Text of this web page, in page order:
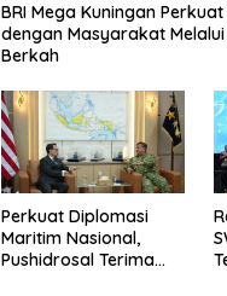
BRI Mega Kuningan
dengan Masyarakat
Berkah
Perkuat Diplomasi
Maritim Nasional,
Pushidrosal Terima